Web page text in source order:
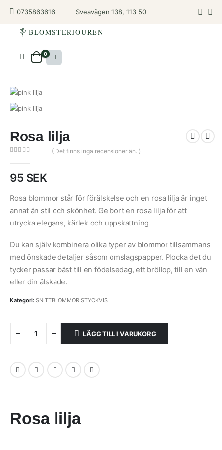
0735863616 Sveavägen 138, 113 50
BLOMSTERJOUREN
0
Rosa lilja
( Det finns inga recensioner än. )
95 SEK
Rosa blommor står för förälskelse och en rosa lilja är inget
annat än stil och skönhet. Ge bort en rosa lilja för att
utrycka elegans, kärlek och uppskattning.
Du kan själv kombinera olika typer av blommor tillsammans
med önskade detaljer såsom omslagspapper. Plocka det du
tycker passar bäst till en födelsedag, ett bröllop, till en vän
eller din älskade.
Kategori: SNITTBLOMMOR STYCKVIS
LÄGG TILL I VARUKORG
Rosa lilja